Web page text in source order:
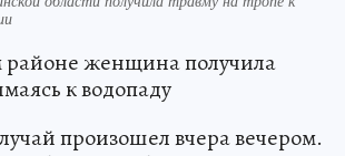
женщина получила
к водопаду